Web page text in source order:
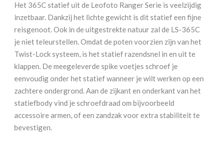
Het 365C statief uit de Leofoto Ranger Serie is veelzijdig
inzetbaar. Dankzij het lichte gewicht is dit statief een fijne
reisgenoot. Ook in de uitgestrekte natuur zal de LS-365C
je niet teleurstellen. Omdat de poten voorzien zijn van het
Twist-Lock systeem, is het statief razendsnel in en uit te
klappen. De meegeleverde spike voetjes schroef je
eenvoudig onder het statief wanneer je wilt werken op een
zachtere ondergrond. Aan de zijkant en onderkant van het
statiefbody vind je schroefdraad om bijvoorbeeld
accessoire armen, of een zandzak voor extra stabiliteit te
bevestigen.